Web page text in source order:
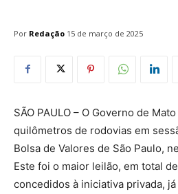
Por Redação 15 de março de 2025
SÃO PAULO – O Governo de
quilômetros de rodovias em
Bolsa de Valores de São Paulo,
Este foi o maior leilão, em total
concedidos à iniciativa privada,